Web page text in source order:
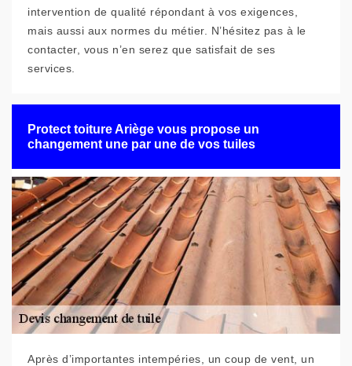
intervention de qualité répondant à vos exigences,
mais aussi aux normes du métier. N’hésitez pas à le
contacter, vous n’en serez que satisfait de ses
services.
Protect toiture Ariège vous propose un
changement une par une de vos tuiles
Après d’importantes intempéries, un coup de vent, un